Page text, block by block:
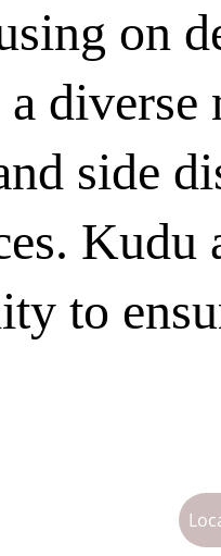
on
diverse
side
Kudu
to